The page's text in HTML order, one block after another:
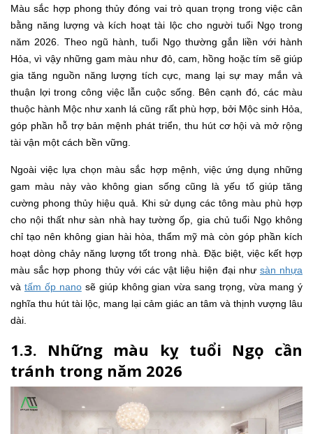
Màu sắc hợp phong thủy đóng vai trò quan trọng trong việc cân
bằng năng lượng và kích hoạt tài lộc cho người tuổi Ngọ trong
năm 2026. Theo ngũ hành, tuổi Ngọ thường gắn liền với hành
Hỏa, vì vậy những gam màu như đỏ, cam, hồng hoặc tím sẽ giúp
gia tăng nguồn năng lượng tích cực, mang lại sự may mắn và
thuận lợi trong công việc lẫn cuộc sống. Bên cạnh đó, các màu
thuộc hành Mộc như xanh lá cũng rất phù hợp, bởi Mộc sinh Hỏa,
góp phần hỗ trợ bản mệnh phát triển, thu hút cơ hội và mở rộng
tài vận một cách bền vững.
Ngoài việc lựa chọn màu sắc hợp mệnh, việc ứng dụng những
gam màu này vào không gian sống cũng là yếu tố giúp tăng
cường phong thủy hiệu quả. Khi sử dụng các tông màu phù hợp
cho nội thất như sàn nhà hay tường ốp, gia chủ tuổi Ngọ không
chỉ tạo nên không gian hài hòa, thẩm mỹ mà còn góp phần kích
hoạt dòng chảy năng lượng tốt trong nhà. Đặc biệt, việc kết hợp
màu sắc hợp phong thủy với các vật liệu hiện đại như sàn nhựa
và tấm ốp nanosẽ giúp không gian vừa sang trọng, vừa mang ý
nghĩa thu hút tài lộc, mang lại cảm giác an tâm và thịnh vượng lâu
dài.
1.3. Những màu kỵ tuổi Ngọ cần
tránh trong năm 2026